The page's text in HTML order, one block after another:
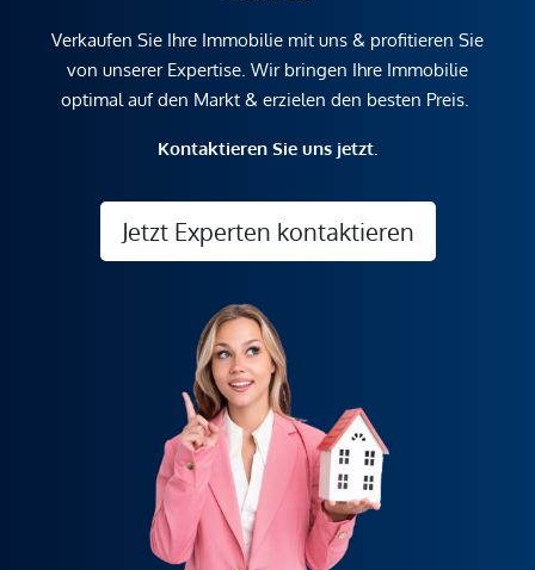
Verkaufen Sie Ihre Immobilie mit uns & profitieren Sie
von unserer Expertise. Wir bringen Ihre Immobilie
optimal auf den Markt & erzielen den besten Preis.
Kontaktieren Sie uns jetzt.
Jetzt Experten kontaktieren